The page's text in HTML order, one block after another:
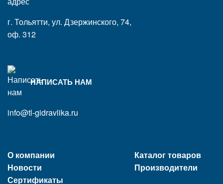
г. Тольятти, ул. Дзержинского, 74,
оф. 312
НАПИСАТЬ НАМ
info@tl-gidravlika.ru
О компании
Новости
Сертификаты
Каталог товаров
Производители